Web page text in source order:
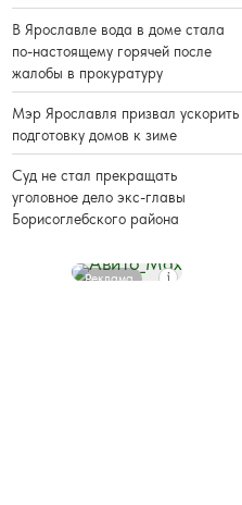
В Ярославле вода в доме стала
по-настоящему горячей после
жалобы в прокуратуру
Мэр Ярославля призвал ускорить
подготовку домов к зиме
Суд не стал прекращать
уголовное дело экс-главы
Борисоглебского района
Реклама